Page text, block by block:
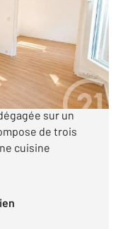
appartement T4
offrant un
sur un
de trois
cuisine